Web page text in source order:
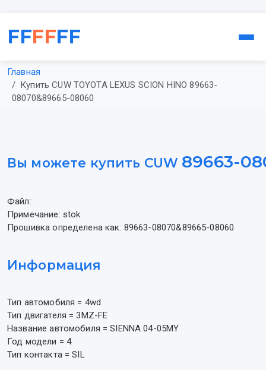
FFFFFF
Главная
Купить CUW TOYOTA LEXUS SCION HINO 89663-
08070&89665-08060
Вы можете купить CUW 89663-
Файл:
Примечание: stok
Прошивка определена как: 89663-08070&89665-08060
Информация
Тип автомобиля = 4wd
Тип двигателя = 3MZ-FE
Название автомобиля = SIENNA 04-05MY
Год модели = 4
Тип контакта = SIL